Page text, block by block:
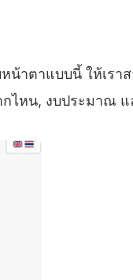
หน้าตาแบบนี้ ให้เร
ไหน, งบประมาณ